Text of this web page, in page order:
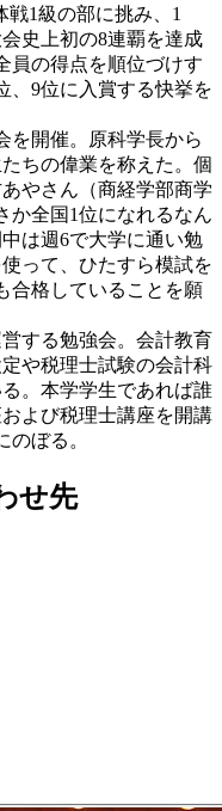
1級の部に挑み、1
史上初の8連覇を達成
員の得点を順位づけす
、9位に入賞する快挙を
を開催。原科学長から
ちの偉業を称えた。個
やさん（商経学部商学
か全国1位になれるなん
は週6で大学に通い勉
って、ひたすら模試を
合格していることを願
する勉強会。会計教育
や税理士試験の会計科
。本学学生であれば誰
よび税理士講座を開講
のぼる。
せ先